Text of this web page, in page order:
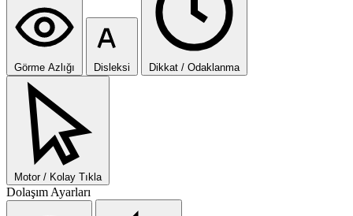
Görme Azlığı Disleksi Dikkat / Odaklanma
Motor / Kolay Tıkla
Dolaşım Ayarları